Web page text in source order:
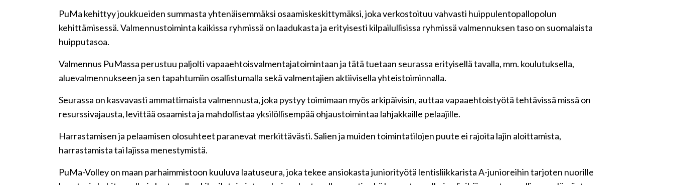
PuMa kehittyy joukkueiden summasta yhtenäisemmäksi osaamiskeskittymäksi, joka verkostoituu vahvasti huippulentopallopolun
kehittämisessä. Valmennustoiminta kaikissa ryhmissä on laadukasta ja erityisesti kilpailullisissa ryhmissä valmennuksen taso on suomalaista
huipputasoa.
Valmennus PuMassa perustuu paljolti vapaaehtoisvalmentajatoimintaan ja tätä tuetaan seurassa erityisellä tavalla, mm. koulutuksella,
aluevalmennukseen ja sen tapahtumiin osallistumalla sekä valmentajien aktiivisella yhteistoiminnalla.
Seurassa on kasvavasti ammattimaista valmennusta, joka pystyy toimimaan myös arkipäivisin, auttaa vapaaehtoistyötä tehtävissä missä on
resurssivajausta, levittää osaamista ja mahdollistaa yksilöllisempää ohjaustoimintaa lahjakkaille pelaajille.
Harrastamisen ja pelaamisen olosuhteet paranevat merkittävästi. Salien ja muiden toimintatilojen puute ei rajoita lajin aloittamista,
harrastamista tai lajissa menestymistä.
PuMa-Volley on maan parhaimmistoon kuuluva laatuseura, joka tekee ansiokasta juniorityötä lentisliikkarista A-junioreihin tarjoten nuorille